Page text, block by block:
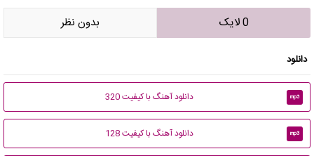
0 لایک بدون نظر
دانلود
mp3 دانلود آهنگ با کیفیت 320
mp3 دانلود آهنگ با کیفیت 128